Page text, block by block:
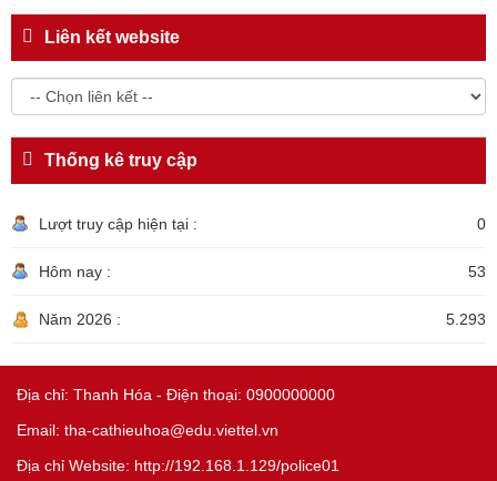
Liên kết website
Thống kê truy cập
Lượt truy cập hiện tại : 0
Hôm nay : 53
Năm 2026 : 5.293
Địa chỉ: Thanh Hóa - Điện thoại: 0900000000
Email: tha-cathieuhoa@edu.viettel.vn
Địa chỉ Website: http://192.168.1.129/police01